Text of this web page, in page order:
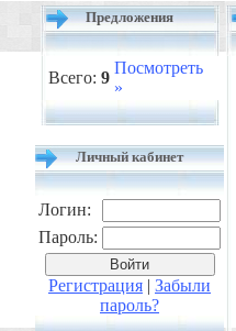
Предложения
Всего: 9
Посмотреть
»
Личный кабинет
Логин:
Пароль:
Регистрация | Забыли
пароль?